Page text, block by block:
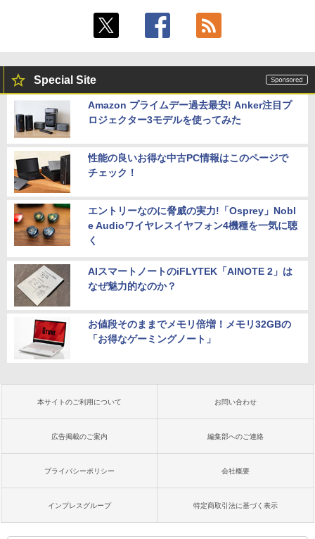
Special Site
Amazon プライムデー過去最安! Anker注目プ
ロジェクター3モデルを使ってみた
性能の良いお得な中古PC情報はこのページで
チェック！
エントリーなのに脅威の実力!「Osprey」Nobl
e Audioワイヤレスイヤフォン4機種を一気に聴
く
AIスマートノートのiFLYTEK「AINOTE 2」は
なぜ魅力的なのか？
お値段そのままでメモリ倍増！メモリ32GBの
「お得なゲーミングノート」
本サイトのご利用について お問い合わせ
広告掲載のご案内 編集部へのご連絡
プライバシーポリシー 会社概要
インプレスグループ 特定商取引法に基づく表示